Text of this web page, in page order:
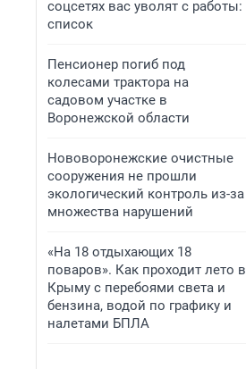
соцсетях вас уволят с работы:
список
Пенсионер погиб под
колесами трактора на
садовом участке в
Воронежской области
Нововоронежские очистные
сооружения не прошли
экологический контроль из-за
множества нарушений
«На 18 отдыхающих 18
поваров». Как проходит лето в
Крыму с перебоями света и
бензина, водой по графику и
налетами БПЛА